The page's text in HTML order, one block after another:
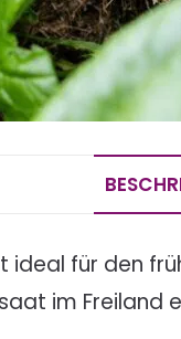
ideal für den
im